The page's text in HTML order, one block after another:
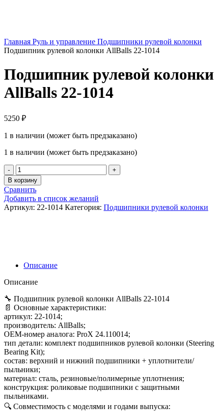
Главная Руль и управление Подшипники рулевой колонки
Подшипник рулевой колонки AllBalls 22-1014
Подшипник рулевой колонки
AllBalls 22-1014
5250 ₽
1 в наличии (может быть предзаказано)
1 в наличии (может быть предзаказано)
Количество
товара
Подшипник
рулевой
колонки
AllBalls
В корзину
Сравнить
Добавить в список желаний
Артикул: 22-1014 Категория: Подшипники рулевой колонки
Описание
Описание
🔧 Подшипник рулевой колонки AllBalls 22‑1014
📄 Основные характеристики:
артикул: 22‑1014;
производитель: AllBalls;
OEM‑номер аналога: ProX 24.110014;
тип детали: комплект подшипников рулевой колонки (Steering
Bearing Kit);
состав: верхний и нижний подшипники + уплотнители/
пыльники;
материал: сталь, резиновые/полимерные уплотнения;
конструкция: роликовые подшипники с защитными
пыльниками.
🔍 Совместимость с моделями и годами выпуска: